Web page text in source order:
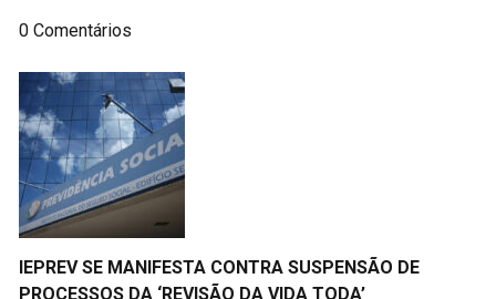
0 Comentários
IEPREV SE MANIFESTA CONTRA SUSPENSÃO DE
PROCESSOS DA ‘REVISÃO DA VIDA TODA’